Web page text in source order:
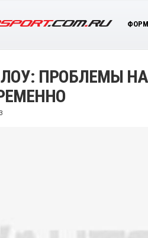
ПРОБЛЕМЫ